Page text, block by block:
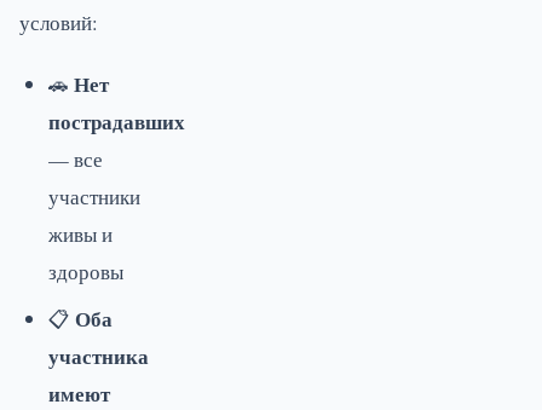
условий:
🚗 Нет
пострадавших
— все
участники
живы и
здоровы
📋 Оба
участника
имеют